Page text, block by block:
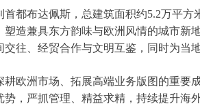
都布达佩斯，总建筑面积约5.2万平
塑造兼具东方韵味与欧洲风情的城市新
往、经贸合作与文明互鉴，同时为当
欧洲市场、拓展高端业务版图的重要
势，严抓管理、精益求精，持续提升海